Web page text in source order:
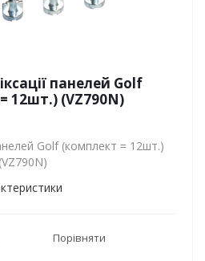
панелей Golf
12шт.) (VZ790N)
Golf (комплект = 12шт.)
(VZ790N)
Порівняти